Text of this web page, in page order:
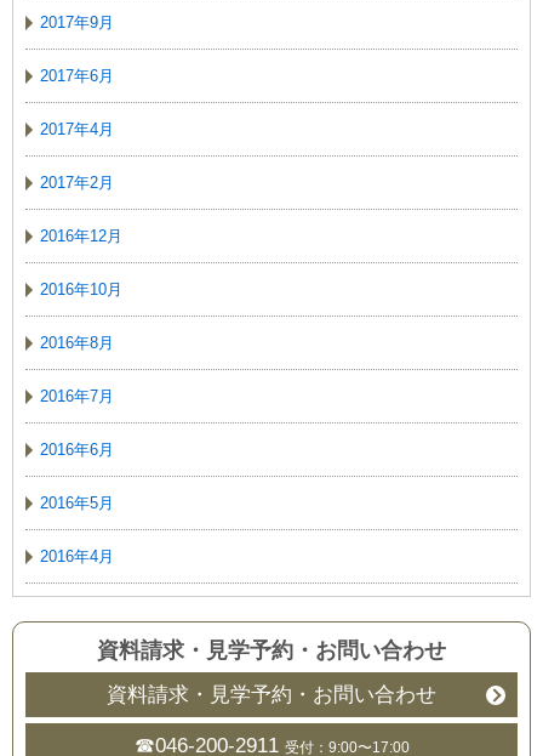
2017年9月
2017年6月
2017年4月
2017年2月
2016年12月
2016年10月
2016年8月
2016年7月
2016年6月
2016年5月
2016年4月
資料請求・見学予約 ・ お問い合わせ
資料請求・見学予約・お問い合わせ
☎046-200-2911 受付：9:00〜17:00